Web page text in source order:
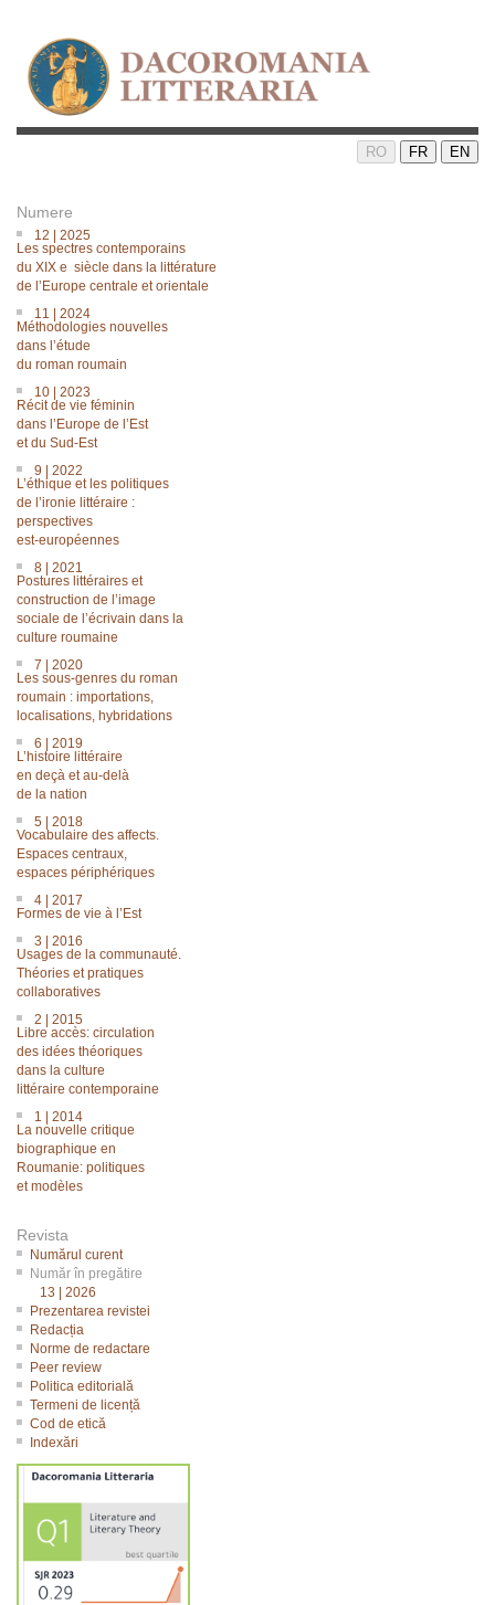
RO FR EN
Numere
12 | 2025
Les spectres contemporains
du XIX e siècle dans la littérature
de lʼEurope centrale et orientale
11 | 2024
Méthodologies nouvelles
dans lʼétude
du roman roumain
10 | 2023
Récit de vie féminin
dans l’Europe de l’Est
et du Sud-Est
9 | 2022
L’éthique et les politiques
de l’ironie littéraire :
perspectives
est-européennes
8 | 2021
Postures littéraires et
construction de l’image
sociale de l’écrivain dans la
culture roumaine
7 | 2020
Les sous-genres du roman
roumain : importations,
localisations, hybridations
6 | 2019
L’histoire littéraire
en deçà et au-delà
de la nation
5 | 2018
Vocabulaire des affects.
Espaces centraux,
espaces périphériques
4 | 2017
Formes de vie à l’Est
3 | 2016
Usages de la communauté.
Théories et pratiques
collaboratives
2 | 2015
Libre accès: circulation
des idées théoriques
dans la culture
littéraire contemporaine
1 | 2014
La nouvelle critique
biographique en
Roumanie: politiques
et modèles
Revista
Numărul curent
Număr în pregătire
13 | 2026
Prezentarea revistei
Redacția
Norme de redactare
Peer review
Politica editorială
Termeni de licență
Cod de etică
Indexări